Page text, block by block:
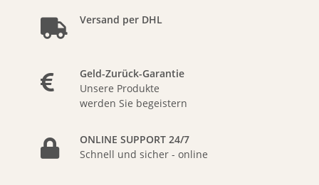
Versand per DHL
Geld-Zurück-Garantie
Unsere Produkte
werden Sie begeistern
ONLINE SUPPORT 24/7
Schnell und sicher - online